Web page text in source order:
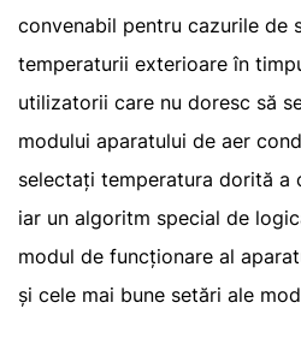
convenabil pentru cazurile de
temperaturii exterioare în
utilizatorii care nu doresc să
modului aparatului de aer
selectați temperatura dorită a
iar un algoritm special de
modul de funcționare al
și cele mai bune setări ale